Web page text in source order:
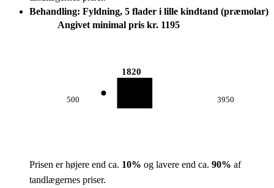
Behandling: Fyldning, 5 flader i lille kindtand (præmolar)
Angivet minimal pris kr. 1195
500
1820
3950
Prisen er højere end ca. 10% og lavere end ca. 90% af
tandlægernes priser.